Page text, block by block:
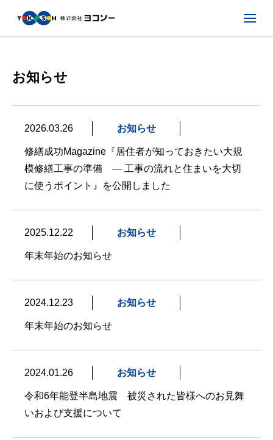
お知らせ
2026.03.26 お知らせ
修繕成功Magazine『居住者が知っておきたい大規
模修繕工事の準備 ― 工事の流れと住まいを大切
に使うポイント』を公開しました
2025.12.22 お知らせ
年末年始のお知らせ
2024.12.23 お知らせ
年末年始のお知らせ
2024.01.26 お知らせ
令和6年能登半島地震 被災された皆様へのお見舞
いおよび支援について